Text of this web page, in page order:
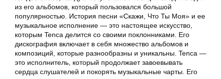
из его альбомов, который пользовался большой
популярностью. История песни «Скажи, Что Ты Моя» и ее
музыкальное исполнение — это настоящее искусство,
которым Tenca делится со своими поклонниками. Его
дискография включает в себя множество альбомов и
композиций, которые разнообразны и уникальны. Tenca —
это исполнитель, который продолжает завоевывать
сердца слушателей и покорять музыкальные чарты. Его